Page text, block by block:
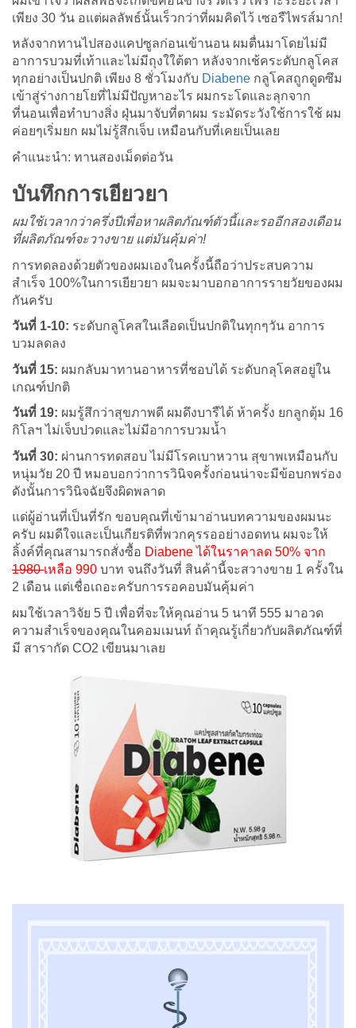
เพียง 30 วัน อแต่ผลลัพธ์นั้นเร็วกว่าที่ผมคิดไว้ เซอรืไพรส์มาก!
หลังจากทานไปสองแคปซูลก่อนเข้านอน ผมตื่นมาโดยไม่มี
อาการบวมที่เท้าและไม่มีถุงใใต้ตา หลังจากเช้คระดับกลูโคส
ทุกอย่างเป็นปกติ เพียง 8 ชั่วโมงกับ Diabene กลูโคสถูกดูดซึม
เข้าสู่ร่างกายโยที่ไม่มีปัญหาอะไร ผมกระโดและลุกจาก
ที่นอนเพื่อทำบางสิ่ง ฝุ่นมาจับที่ตาผม ระมัดระวังใช้การใช้ ผม
ค่อยๆเริ่มยก ผมไม่รู้สึกเจ็บ เหมือนกับที่เคยเป็นเลย
คำแนะนำ: ทานสองเม็ดต่อวัน
บันทึกการเยียวยา
ผมใช้เวลากว่าครึ่งปีเพื่อหาผลิตภัณฑ์ตัวนี้และรออีกสองเดือน
ที่ผลิตภัณฑ์จะวางขาย แต่มันคุ้มค่า!
การทดลองด้วยตัวของผมเองในครั้งนี้ถือว่าประสบความ
สำเร็จ 100%ในการเยียวยา ผมจะมาบอกอาการรายวัยของผม
กันครับ
วันที่ 1-10: ระดับกลูโคสในเลือดเป็นปกติในทุกๆวัน อาการ
บวมลดลง
วันที่ 15: ผมกลับมาทานอาหารที่ชอบได้ ระดับกลุโคสอยู่ใน
เกณฑ์ปกติ
วันที่ 19: ผมรู้สึกว่าสุขภาพดี ผมดึงบารืได้ ห้าครั้ง ยกลูกตุ้ม 16
กิโลฯ ไม่เจ็บปวดและไม่มีอาการบวมน้ำ
วันที่ 30: ผ่านการทดสอบ ไม่มีโรคเบาหวาน สุขาพเหมือนกับ
หนุ่มวัย 20 ปี หมอบอกว่าการวินิจครั้งก่อนน่าจะมีข้อบกพร่อง
ดังนั้นการวินิจฉัยจึงผิดพลาด
แด่ผู้อ่านที่เป็นที่รัก ขอบคุณที่เข้ามาอ่านบทความของผมนะ
ครับ ผมดีใจและเป็นเกียรติที่พวกคุรรออย่างอดทน ผมจะให้
ลิ้งค์ที่คุณสามารถสั่งซื้อ Diabeneได้ในราคาลด 50% จาก
1980เหลือ 990 บาท จนถึงวันที่ สินค้านี้จะสวางขาย 1 ครั้งใน
2 เดือน แต่เชื่อเถอะครับการรอคอบมันคุ้มค่า
ผมใช้เวลาวิจัย 5 ปี เพื่อที่จะให้คุณอ่าน 5 นาที 555 มาอวด
ความสำเร็จของคุณในคอมเมนท์ ถ้าคุณรู้เกี่ยวกับผลิตภัณฑ์ที่
มี สารากัด CO2 เขียนมาเลย